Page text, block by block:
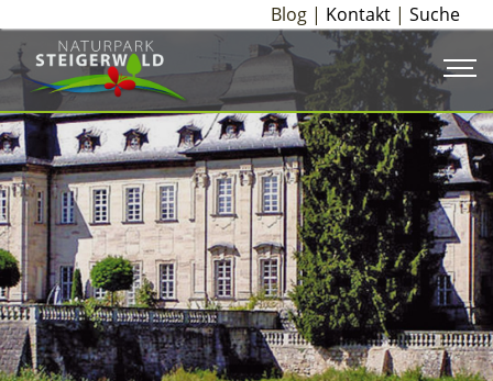
Suche
Kontakt |
Blog |